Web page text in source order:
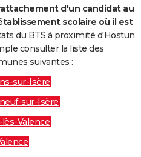
d'un candidat au
scolaire où il est
du BTS à proximité d'Hostun
consulter la liste des
suivantes :
sur-Isère
sur-Isère
Valence